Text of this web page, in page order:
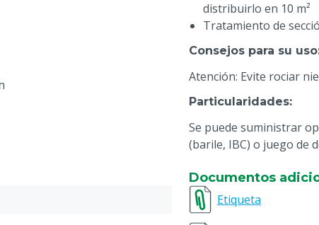
distribuirlo en 10 m²
Tratamiento de
Consejos para su uso
Atención: Evite rociar
Particularidades:
Se puede suministrar
(barile, IBC) o juego de
Documentos
Etiqueta